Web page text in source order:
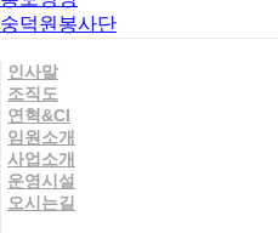
숭덕원봉사단
인사말
조직도
연혁&CI
임원소개
사업소개
운영시설
오시는길